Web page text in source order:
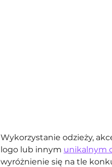
Wykorzystanie odzieży,
logo lub innym unikalnym
wyróżnienie się na tle